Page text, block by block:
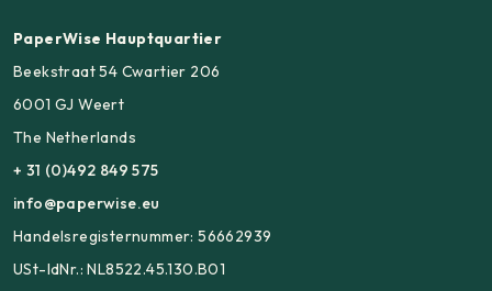
PaperWise Hauptquartier
Beekstraat 54 Cwartier 206
6001 GJ Weert
The Netherlands
+ 31 (0)492 849 575
info@paperwise.eu
Handelsregisternummer: 56662939
USt-IdNr.: NL8522.45.130.B01